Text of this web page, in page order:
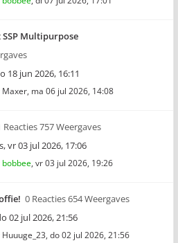
SSP Multipurpose
18 jun 2026, 16:11
Maxer, ma 06 jul 2026, 14:08
Reacties 757 Weergaves
,vr 03 jul 2026, 17:06
bobbee, vr 03 jul 2026, 19:26
0 Reacties 654 Weergaves
02 jul 2026, 21:56
Huuuge_23, do 02 jul 2026, 21:56